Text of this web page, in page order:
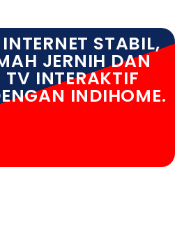
STABIL,
JERNIH DAN
INTERAKTIF
INDIHOME.